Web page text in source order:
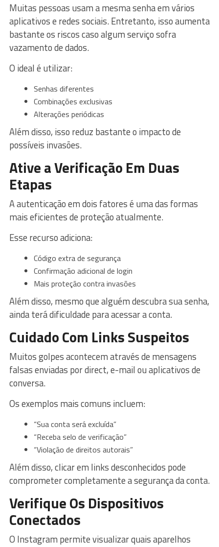
Muitas pessoas usam a mesma senha em vários
aplicativos e redes sociais. Entretanto, isso aumenta
bastante os riscos caso algum serviço sofra
vazamento de dados.
O ideal é utilizar:
Senhas diferentes
Combinações exclusivas
Alterações periódicas
Além disso, isso reduz bastante o impacto de
possíveis invasões.
Ative a Verificação Em Duas
Etapas
A autenticação em dois fatores é uma das formas
mais eficientes de proteção atualmente.
Esse recurso adiciona:
Código extra de segurança
Confirmação adicional de login
Mais proteção contra invasões
Além disso, mesmo que alguém descubra sua senha,
ainda terá dificuldade para acessar a conta.
Cuidado Com Links Suspeitos
Muitos golpes acontecem através de mensagens
falsas enviadas por direct, e-mail ou aplicativos de
conversa.
Os exemplos mais comuns incluem:
“Sua conta será excluída”
“Receba selo de verificação”
“Violação de direitos autorais”
Além disso, clicar em links desconhecidos pode
comprometer completamente a segurança da conta.
Verifique Os Dispositivos
Conectados
O Instagram permite visualizar quais aparelhos